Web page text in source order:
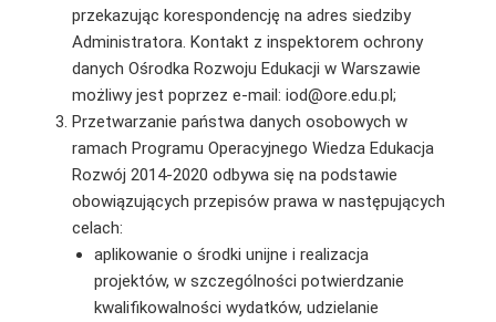
przekazując korespondencję na adres siedziby
Administratora. Kontakt z inspektorem ochrony
danych Ośrodka Rozwoju Edukacji w Warszawie
możliwy jest poprzez e-mail: iod@ore.edu.pl;
Przetwarzanie państwa danych osobowych w
ramach Programu Operacyjnego Wiedza Edukacja
Rozwój 2014-2020 odbywa się na podstawie
obowiązujących przepisów prawa w następujących
celach:
aplikowanie o środki unijne i realizacja
projektów, w szczególności potwierdzanie
kwalifikowalności wydatków, udzielanie